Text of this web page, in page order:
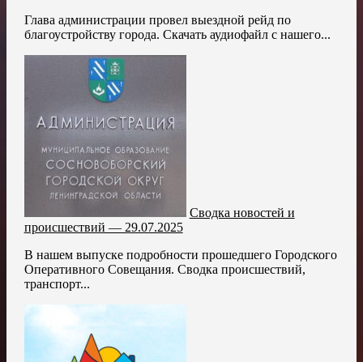
Глава администрации провел выездной рейд по
благоустройству города. Скачать аудиофайл с нашего...
Сводка новостей и
происшествий — 29.07.2025
В нашем выпуске подробности прошедшего Городского
Оперативного Совещания. Сводка происшествий,
транспорт...